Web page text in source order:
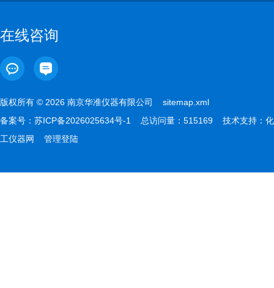
在线咨询
版权所有 © 2026 南京华准仪器有限公司 sitemap.xml
备案号： 苏ICP备2026025634号-1 总访问量：515169 技术支持： 化
工仪器网
管理登陆